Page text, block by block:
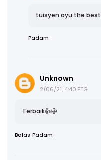
tuisyen ayu the best
Padam
Unknown
2/06/21, 4:40 PTG
Terbaik👍🤩
Balas Padam